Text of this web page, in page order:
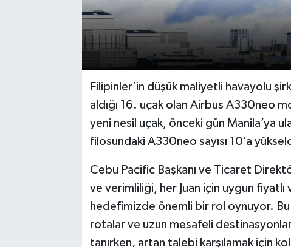
Filipinler’in düşük maliyetli havayolu
aldığı 16. uçak olan Airbus A330neo
yeni nesil uçak, önceki gün Manila’ya
filosundaki A330neo sayısı 10’a
Cebu Pacific Başkanı ve Ticaret
ve verimliliği, her Juan için uygun
hedefimizde önemli bir rol oynuyor.
rotalar ve uzun mesafeli
tanırken, artan talebi karşılamak için